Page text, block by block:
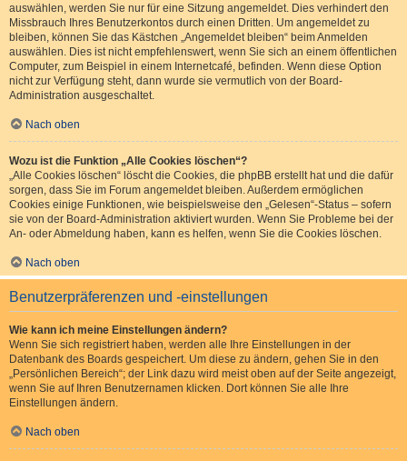
auswählen, werden Sie nur für eine Sitzung angemeldet. Dies verhindert den
Missbrauch Ihres Benutzerkontos durch einen Dritten. Um angemeldet zu
bleiben, können Sie das Kästchen „Angemeldet bleiben“ beim Anmelden
auswählen. Dies ist nicht empfehlenswert, wenn Sie sich an einem öffentlichen
Computer, zum Beispiel in einem Internetcafé, befinden. Wenn diese Option
nicht zur Verfügung steht, dann wurde sie vermutlich von der Board-
Administration ausgeschaltet.
Nach oben
Wozu ist die Funktion „Alle Cookies löschen“?
„Alle Cookies löschen“ löscht die Cookies, die phpBB erstellt hat und die dafür
sorgen, dass Sie im Forum angemeldet bleiben. Außerdem ermöglichen
Cookies einige Funktionen, wie beispielsweise den „Gelesen“-Status – sofern
sie von der Board-Administration aktiviert wurden. Wenn Sie Probleme bei der
An- oder Abmeldung haben, kann es helfen, wenn Sie die Cookies löschen.
Nach oben
Benutzerpräferenzen und -einstellungen
Wie kann ich meine Einstellungen ändern?
Wenn Sie sich registriert haben, werden alle Ihre Einstellungen in der
Datenbank des Boards gespeichert. Um diese zu ändern, gehen Sie in den
„Persönlichen Bereich“; der Link dazu wird meist oben auf der Seite angezeigt,
wenn Sie auf Ihren Benutzernamen klicken. Dort können Sie alle Ihre
Einstellungen ändern.
Nach oben